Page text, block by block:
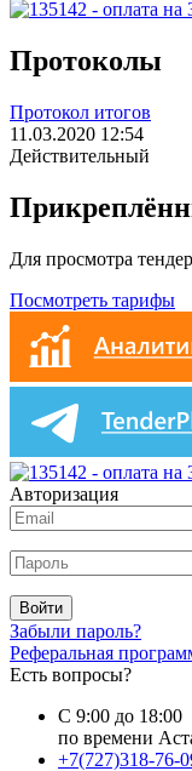
Протоколы
Протокол итогов
11.03.2020 12:54
Действительный
Для просмотра
Посмотреть тарифы
Авторизация
Войти
Забыли пароль?
Реферальная
Есть вопросы?
С 9:00 до 18:00
по времени
+7(727)318-76-